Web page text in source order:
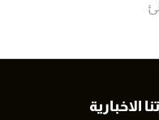
الاخبارية